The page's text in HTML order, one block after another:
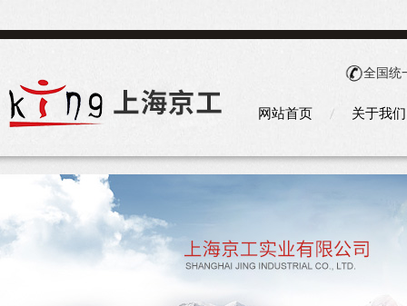
全国统
网站首页 关于我们